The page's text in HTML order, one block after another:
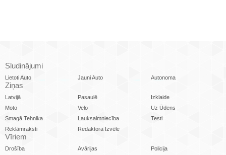
Sludinājumi
Lietoti Auto Jauni Auto Autonoma
Ziņas
Latvijā Pasaulē
Izklaide
Moto
Velo
Uz Ūdens
Smagā Tehnika
Lauksaimniecība
Testi
Reklāmraksti
Redaktora Izvēle
Vīriem
Drošība Avārijas
Policija